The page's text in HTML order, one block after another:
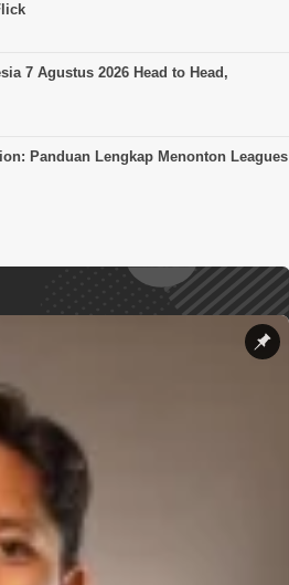
7 Agustus 2026 Head to Head,
Panduan Lengkap Menonton Leagues